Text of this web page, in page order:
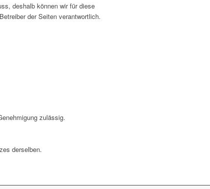
deshalb können wir für diese
der Seiten verantwortlich.
zulässig.
derselben.